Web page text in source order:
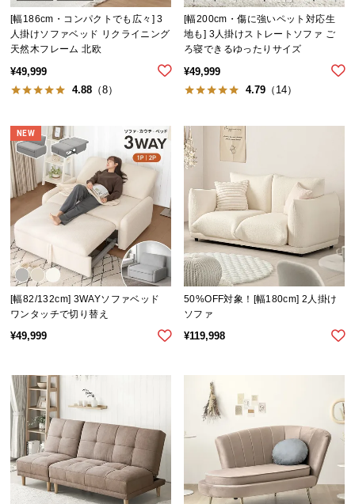
の
配
送
に
つ
て
小
型
商
品
配
送
に
つ
て
開
梱
設
置
サ
ー
ビ
[幅186cm・コンパクトでも広々] 3
人掛けソファベッド リクライニング
天然木フレーム 北欧
¥49,999
4.88 （8）
[幅200cm・傷に強いペット対応生
地も] 3人掛けストレートソファ ご
ろ寝できるゆったりサイズ
¥49,999
4.79 （14）
[幅82/132cm] 3WAYソファベッド
ワンタッチで切り替え
¥49,999
NEW
50%OFF対象！[幅180cm] 2人掛け
ソファ
¥119,998